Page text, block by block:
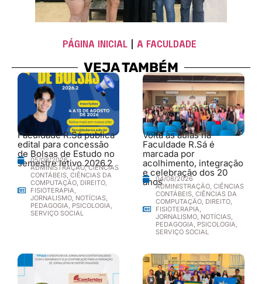
PÁGINA INICIAL A FACULDADE
VEJA TAMBÉM
Faculdade R.Sá publica
edital para concessão
de Bolsas de Estudo no
semestre letivo 2026.2
05/08/2026
ADMINISTRAÇÃO,CIÊNCIAS
CONTÁBEIS, CIÊNCIAS DA
COMPUTAÇÃO, DIREITO,
FISIOTERAPIA,
JORNALISMO, NOTÍCIAS,
PEDAGOGIA, PSICOLOGIA,
SERVIÇO SOCIAL
Volta às aulas na
Faculdade R.Sá é
marcada por
acolhimento, integração
e celebração dos 20
anos04/08/2026
ADMINISTRAÇÃO, CIÊNCIAS
CONTÁBEIS, CIÊNCIAS DA
COMPUTAÇÃO, DIREITO,
FISIOTERAPIA,
JORNALISMO, NOTÍCIAS,
PEDAGOGIA, PSICOLOGIA,
SERVIÇO SOCIAL